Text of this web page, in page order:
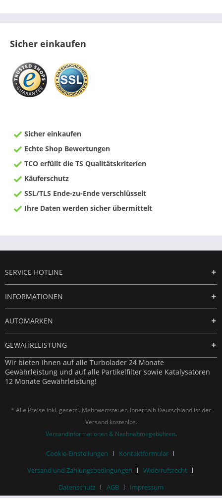
Sicher einkaufen
Sicher einkaufen
Echte Shop Bewertungen
TCO erfüllt die TS Qualitätskriterien
Käuferschutz
SSL/TLS Ende-zu-Ende verschlüsselt
Ihre Daten werden sicher übermittelt
SERVICE HOTLINE
INFORMATIONEN
AUTOMARKEN
GEWÄHRLEISTUNG
Wir bieten Ihnen auf alle Turbolader 24 Monate
Gewährleistung und auf alle Partikelfilter sowie Katalysatoren
12 Monate Gewährleistung!
* Alle Preise inkl. gesetzl. Mehrwertsteuer. Innerhalb Deutschland ist der
Versand kostenlos.
Versandinformationen & Nachnahmegebühren.
Cookie-Einstellungen
Kontaktformular
Versand und Zahlungsbedingungen
Widerrufsrecht
Datenschutz
AGB Impressum